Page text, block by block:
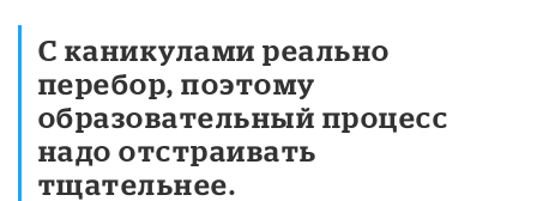
С каникулами реально
перебор, поэтому
образовательный процесс
надо отстраивать
тщательнее.